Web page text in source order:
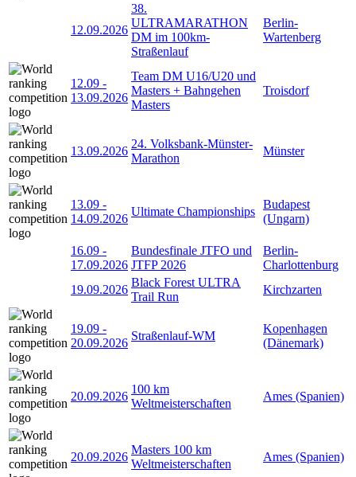
12.09.2026
38.
ULTRAMARATHON
DM im 100km-
Straßenlauf
Berlin-
Wartenberg
12.09 -
13.09.2026
Team DM U16/U20 und
Masters + Bahngehen
Masters
Troisdorf
13.09.2026
24. Volksbank-Münster-
Marathon
Münster
13.09 -
14.09.2026
Ultimate Championships
Budapest
(Ungarn)
16.09 -
17.09.2026
Bundesfinale JTFO und
JTFP 2026
Berlin-
Charlottenburg
19.09.2026
Black Forest ULTRA
Trail Run
Kirchzarten
19.09 -
20.09.2026
Straßenlauf-WM
Kopenhagen
(Dänemark)
20.09.2026
100 km
Weltmeisterschaften
Ames (Spanien)
20.09.2026
Masters 100 km
Weltmeisterschaften
Ames (Spanien)